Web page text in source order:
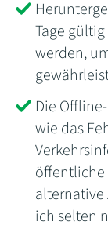
Tage
werden,
Die
wie das
öffentliche
ich selten